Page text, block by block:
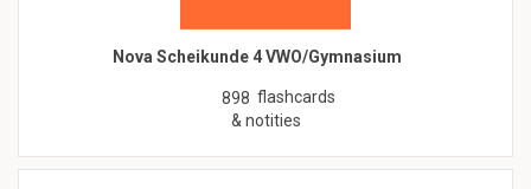
Nova Scheikunde 4 VWO/Gymnasium
898 flashcards
& notities